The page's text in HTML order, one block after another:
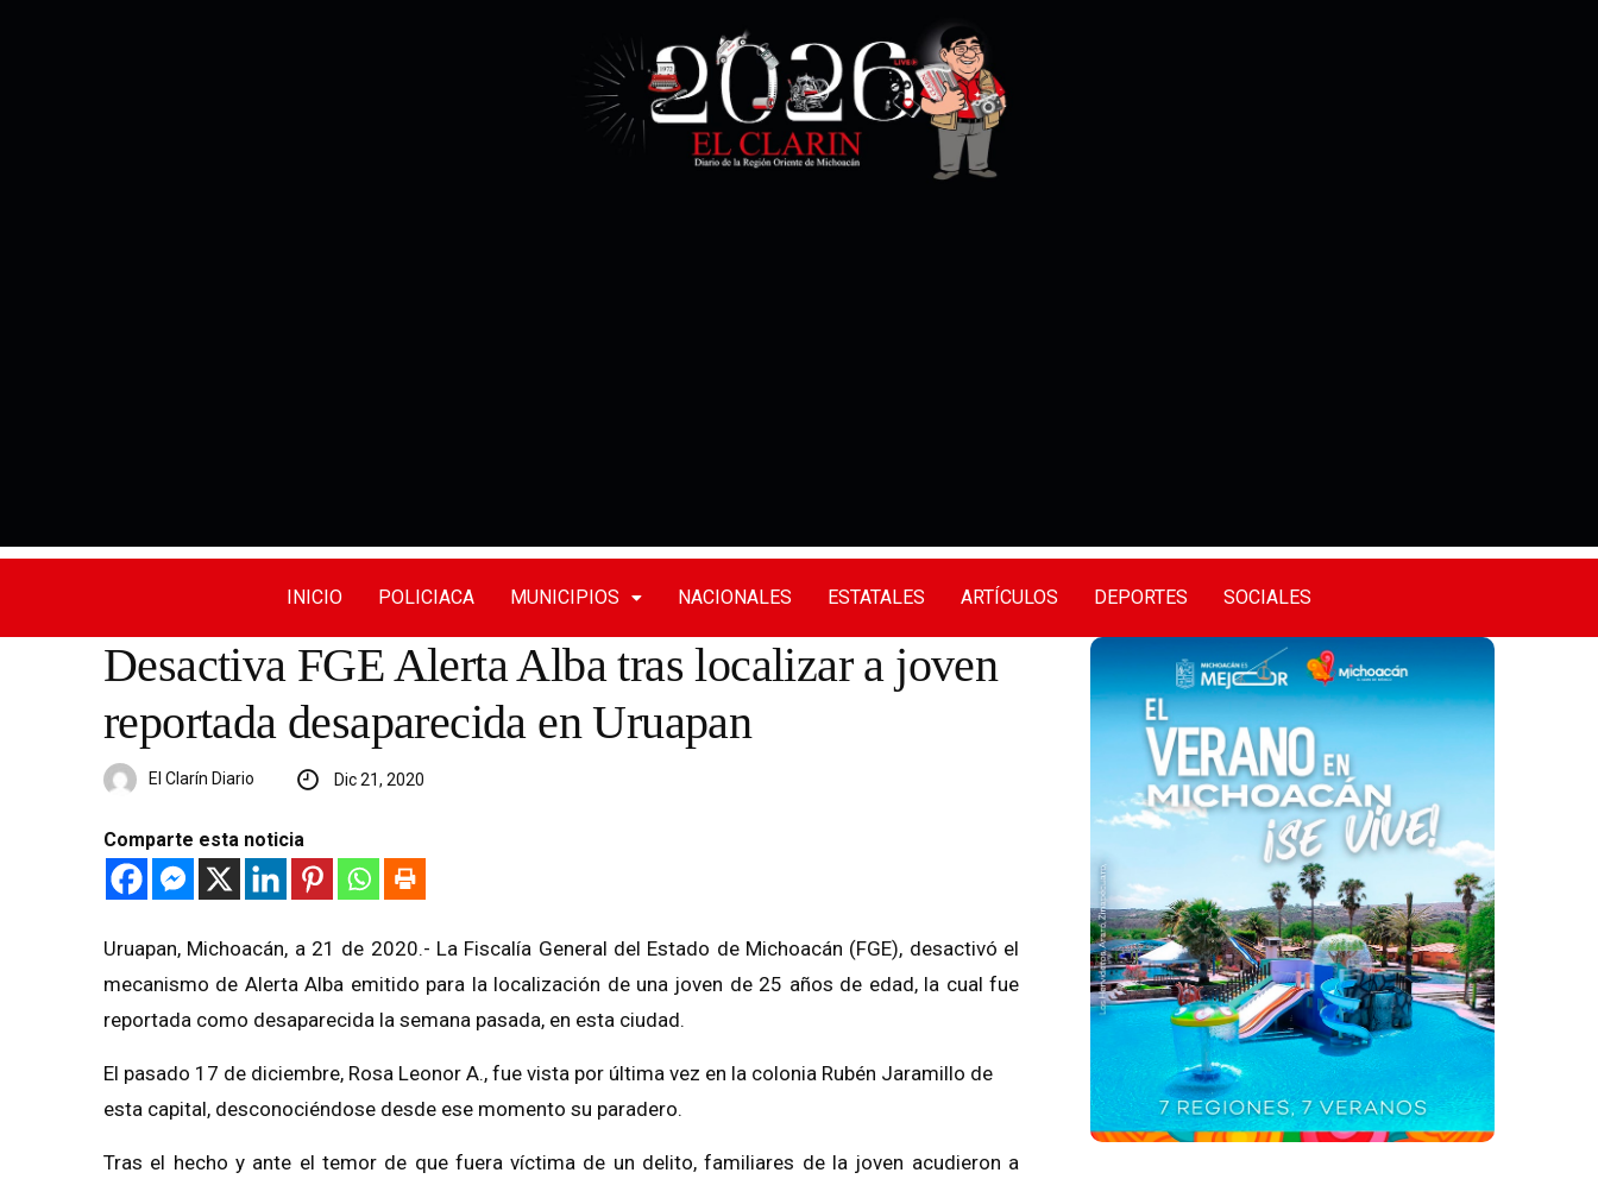
INICIO POLICIACA MUNICIPIOS NACIONALES ESTATALES ARTÍCULOS DEPORTES SOCIALES
Desactiva FGE Alerta Alba tras localizar a joven
reportada desaparecida en Uruapan
El Clarín Diario Dic 21, 2020
Comparte esta noticia
Uruapan, Michoacán, a 21 de 2020.- La Fiscalía General del Estado de Michoacán (FGE), desactivó el
mecanismo de Alerta Alba emitido para la localización de una joven de 25 años de edad, la cual fue
reportada como desaparecida la semana pasada, en esta ciudad.
El pasado 17 de diciembre, Rosa Leonor A., fue vista por última vez en la colonia Rubén Jaramillo de
esta capital, desconociéndose desde ese momento su paradero.
Tras el hecho y ante el temor de que fuera víctima de un delito, familiares de la joven acudieron a